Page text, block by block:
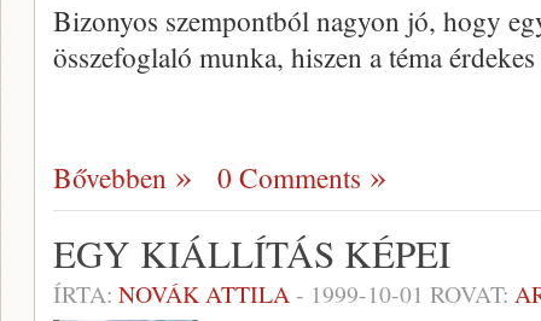
Bizonyos szempontból nagyon jó, hogy
összefoglaló munka, hiszen a téma
Bővebben 0 Comments
EGY KIÁLLÍTÁS KÉPEI
ÍRTA: NOVÁK ATTILA- 1999-10-01 ROVAT: